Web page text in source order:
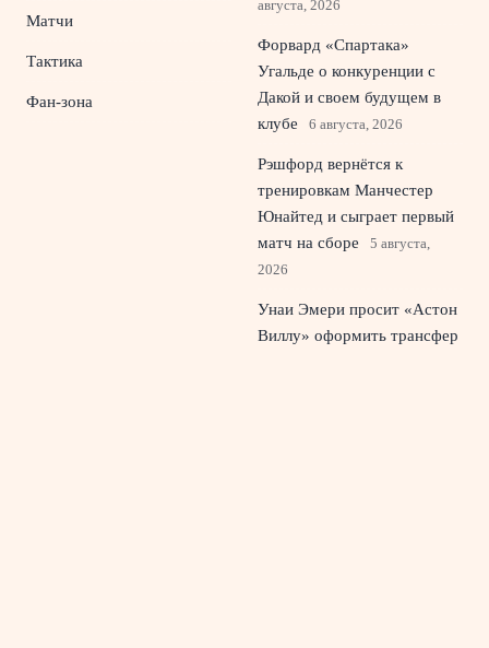
Матчи
Тактика
Фан-зона
августа, 2026
Форвард «Спартака»
Угальде о конкуренции с
Дакой и своем будущем в
клубе
6 августа, 2026
Рэшфорд вернётся к
тренировкам Манчестер
Юнайтед и сыграет первый
матч на сборе
5 августа,
2026
Унаи Эмери просит «Астон
Виллу» оформить трансфер